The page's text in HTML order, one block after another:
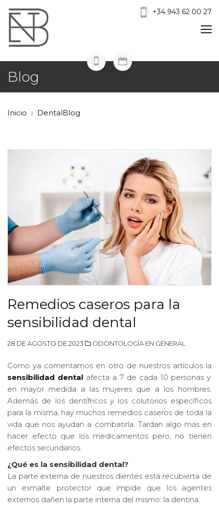
+34 943 62 00 27
Blog
Inicio | DentalBlog
Remedios caseros para la
sensibilidad dental
28 DE AGOSTO DE 2023 ODONTOLOGÍA EN GENERAL
Como ya comentamos en otro de nuestros artículos la
sensibilidad dental afecta a 7 de cada 10 personas y
en mayor medida a las mujeres que a los hombres.
Además de los dentífricos y los colutorios específicos
para la misma, hay muchos remedios caseros de toda la
vida que nos ayudan a combatirla. Tardan algo más en
hacer efecto que los medicamentos pero, no tienen
efectos secundarios.
¿Qué es la sensibilidad dental?
La parte externa de nuestros dientes está recubierta de
un esmalte protector que impide que los agentes
externos dañen la parte interna del mismo: la dentina.